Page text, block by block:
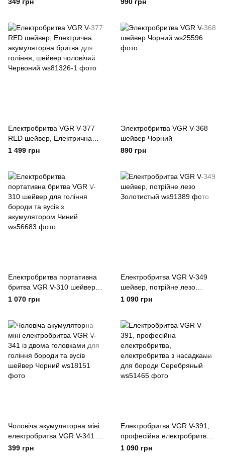
Електробритва VGR V-377
RED шейвер, Електрична
акумуляторна бритва для
1 499 грн
Электробритва VGR V-368
шейвер Чорний
890 грн
Електробритва портативна
бритва VGR V-310 шейвер
для гоління бороди та вусів з
1 070 грн
Електробритва VGR V-349
шейвер, потрійне лезо
Золотистый
1 090 грн
Чоловіча акумуляторна міні
електробритва VGR V-341 із
двома головками для
399 грн
Електробритва VGR V-391,
професійна електробритва,
електробритва з насадками
1 090 грн